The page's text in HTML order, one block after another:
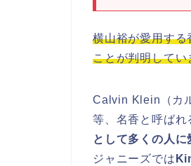
横山裕が愛用する
ことが判明してい
Calvin Klein（カ
等、名香と呼ばれ
として多くの人に
ジャニーズでは